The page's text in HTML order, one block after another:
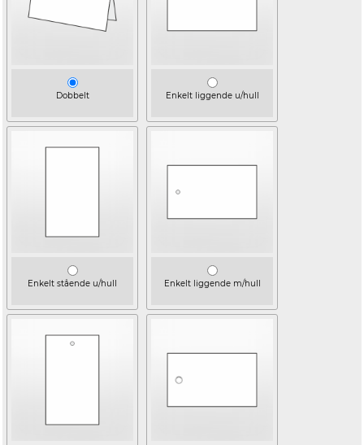
Dobbelt Enkelt liggende u/hull
Enkelt stående u/hull Enkelt liggende m/hull